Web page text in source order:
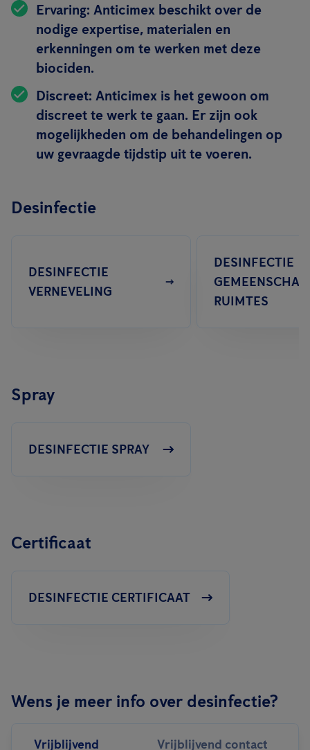
Ervaring: Anticimex beschikt over de
nodige expertise, materialen en
erkenningen om te werken met deze
biociden.
Discreet: Anticimex is het gewoon om
discreet te werk te gaan. Er zijn ook
mogelijkheden om de behandelingen op
uw gevraagde tijdstip uit te voeren.
Desinfectie
DESINFECTIE
VERNEVELING
DESINFECTIE
RUIMTES
Spray
DESINFECTIE SPRAY
Certificaat
DESINFECTIE CERTIFICAAT
Wens je meer info over desinfectie?
Vrijblijvend Vrijblijvend contact